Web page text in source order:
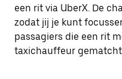
een rit via UberX. De
zodat jij je kunt
passagiers die een rit
taxichauffeur